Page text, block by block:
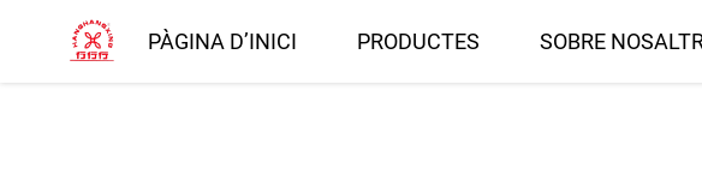
PÀGINA D’INICI PRODUCTES SOBRE